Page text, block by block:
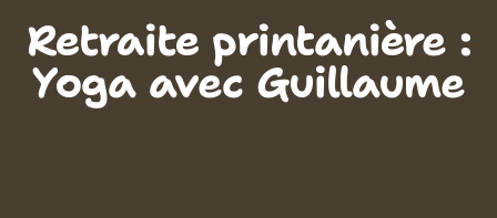
Retraite printanière :
Yoga avec Guillaume